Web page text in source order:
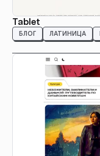
Tablet
БЛОГ ЛАТИНИЦА